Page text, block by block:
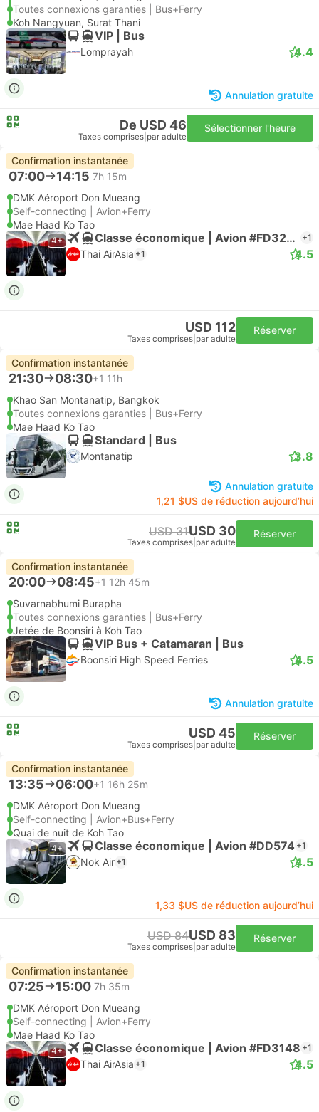
Toutes connexions garanties | Bus+Ferry
Koh Nangyuan, Surat Thani
VIP | Bus
Lomprayah 4.4
Annulation gratuite
De USD 46
Taxes comprises par adulte
Sélectionner l'heure
Confirmation instantanée
07:00 14:15 7h 15m
DMK Aéroport Don Mueang
Self-connecting | Avion+Ferry
Mae Haad Ko Tao
4+ Classe économique | Avion #FD3235 +1
Thai AirAsia +1 4.5
USD 112
Taxes comprises par adulte
Réserver
Confirmation instantanée
21:30 08:30+1 11h
Khao San Montanatip, Bangkok
Toutes connexions garanties | Bus+Ferry
Mae Haad Ko Tao
Standard | Bus
Montanatip 3.8
Annulation gratuite
1,21 $US de réduction aujourd’hui
USD 31USD 30
Taxes comprises par adulte
Réserver
Confirmation instantanée
20:00 08:45+1 12h 45m
Suvarnabhumi Burapha
Toutes connexions garanties | Bus+Ferry
Jetée de Boonsiri à Koh Tao
VIP Bus + Catamaran | Bus
Boonsiri High Speed Ferries 4.5
Annulation gratuite
USD 45
Taxes comprises par adulte
Réserver
Confirmation instantanée
13:35 06:00+1 16h 25m
DMK Aéroport Don Mueang
Self-connecting | Avion+Bus+Ferry
Quai de nuit de Koh Tao
4+ Classe économique | Avion #DD574 +1
Nok Air +1 4.5
1,33 $US de réduction aujourd’hui
USD 84USD 83
Taxes comprises par adulte
Réserver
Confirmation instantanée
07:25 15:00 7h 35m
DMK Aéroport Don Mueang
Self-connecting | Avion+Ferry
Mae Haad Ko Tao
4+ Classe économique | Avion #FD3148 +1
Thai AirAsia +1 4.5